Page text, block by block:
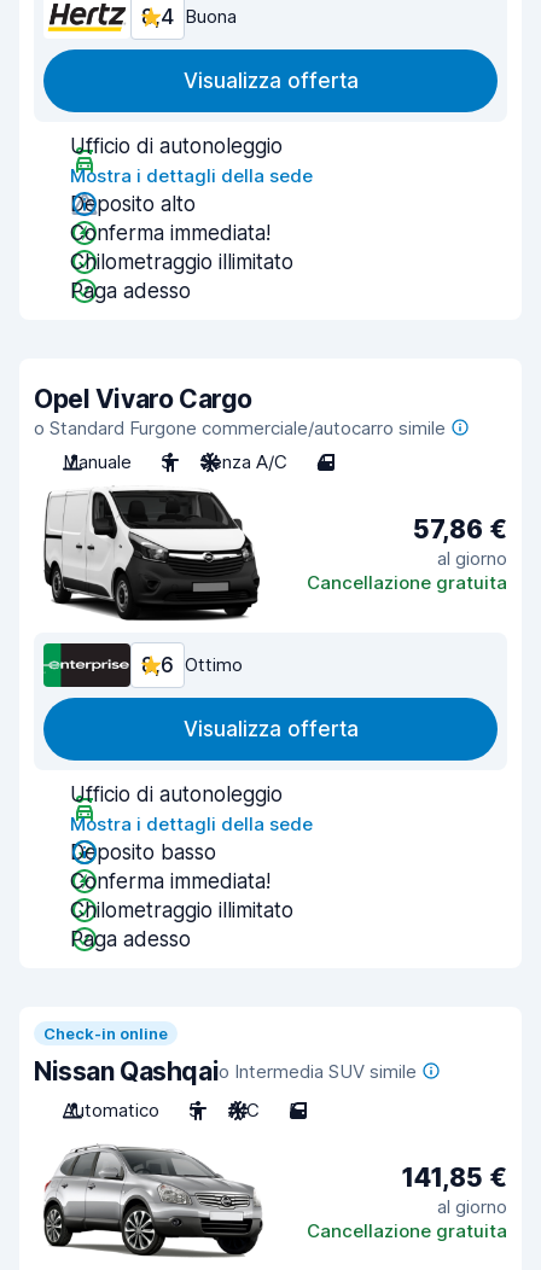
8,4 Buona
Visualizza offerta
Ufficio di autonoleggio
Mostra i dettagli della sede
Deposito alto
Conferma immediata!
Chilometraggio illimitato
Paga adesso
Opel Vivaro Cargo
o Standard Furgone commerciale/autocarro simile
Manuale
3 Senza A/C 4
57,86 €
al giorno
Cancellazione gratuita
8,6 Ottimo
Visualizza offerta
Ufficio di autonoleggio
Mostra i dettagli della sede
Deposito basso
Conferma immediata!
Chilometraggio illimitato
Paga adesso
Check-in online
Nissan Qashqaio Intermedia SUV simile
Automatico
5 A/C 5
141,85 €
al giorno
Cancellazione gratuita